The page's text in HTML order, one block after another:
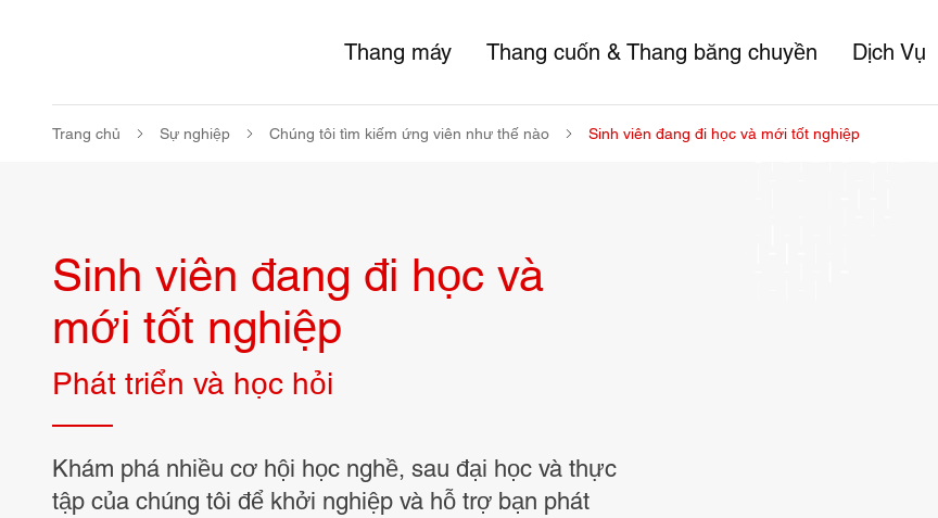
Thang máy Thang cuốn & Thang băng chuyền Dịch Vụ
Trang chủ Sự nghiệp Chúng tôi tìm kiếm ứng viên như thế nào Sinh viên đang đi học và mới tốt nghiệp
Sinh viên đang đi học và
mới tốt nghiệp
Phát triển và học hỏi
Khám phá nhiều cơ hội học nghề, sau đại học và thực
tập của chúng tôi để khởi nghiệp và hỗ trợ bạn phát